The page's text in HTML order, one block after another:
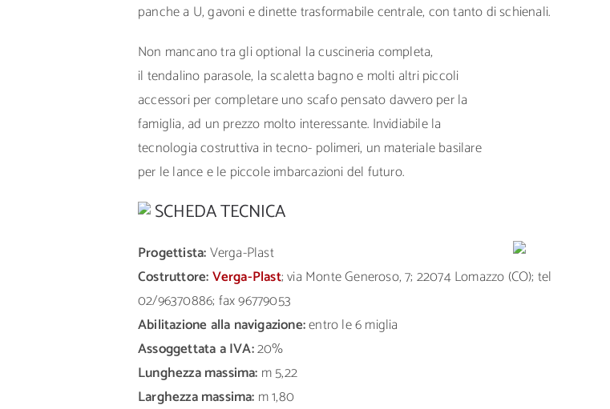
panche a U, gavoni e dinette trasformabile centrale, con tanto di schienali.
Non mancano tra gli optional la cuscineria completa,
il tendalino parasole, la scaletta bagno e molti altri piccoli
accessori per completare uno scafo pensato davvero per la
famiglia, ad un prezzo molto interessante. Invidiabile la
tecnologia costruttiva in tecno- polimeri, un materiale basilare
per le lance e le piccole imbarcazioni del futuro.
SCHEDA TECNICA
Progettista:Verga-Plast
Costruttore:Verga-Plast; via Monte Generoso, 7; 22074 Lomazzo (CO); tel
02/96370886; fax 96779053
Abilitazione alla navigazione:entro le 6 miglia
Assoggettata a IVA:20%
Lunghezza massima: m 5,22
Larghezza massima: m 1,80